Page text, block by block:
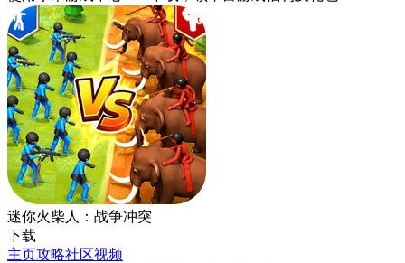
迷你火柴人：战争冲突
下载
主页攻略社区视频